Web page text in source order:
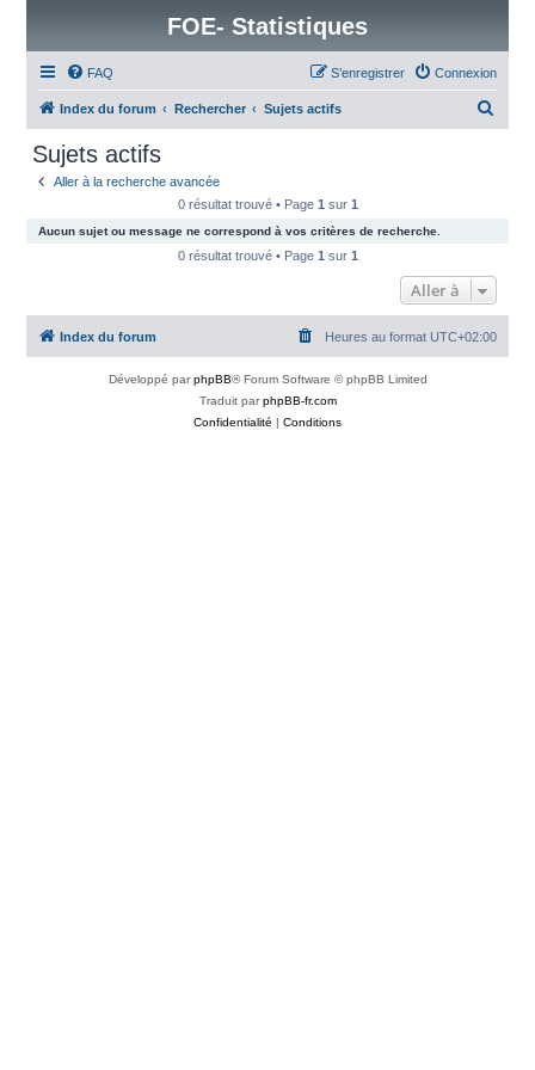
FOE- Statistiques
FAQ Connexion
S’enregistrer
Index du forum Rechercher Sujets actifs
c
e
Sujets actifs
Aller à la recherche avancée
0 résultat trouvé • Page 1 sur 1
Aucun sujet ou message ne correspond à vos critères de recherche.
0 résultat trouvé • Page 1 sur 1
Aller à
Index du forum Heures au format UTC+02:00
Développé parphpBB® Forum Software © phpBB Limited
Traduit parphpBB-fr.com
Confidentialité | Conditions